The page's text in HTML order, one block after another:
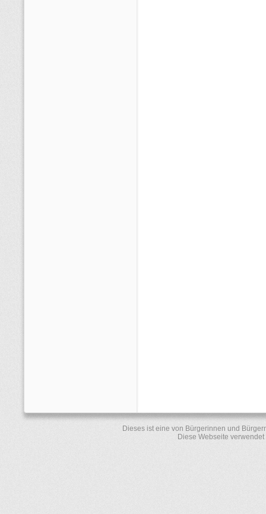
Dieses ist eine von Bürgerinnen und
Diese Webseite